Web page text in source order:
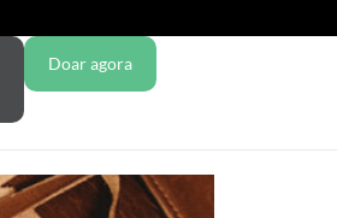
Doar agora